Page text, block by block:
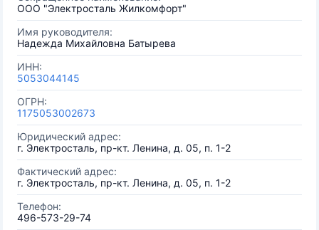
ООО "Электросталь Жилкомфорт"
Имя руководителя:
Надежда Михайловна Батырева
ИНН:
5053044145
ОГРН:
1175053002673
Юридический адрес:
г. Электросталь, пр-кт. Ленина, д. 05, п. 1-2
Фактический адрес:
г. Электросталь, пр-кт. Ленина, д. 05, п. 1-2
Телефон:
496-573-29-74